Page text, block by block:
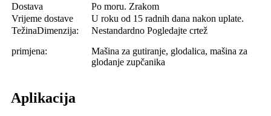
Dostava
Po moru. Zrakom
Vrijeme dostave
U roku od 15 radnih dana nakon uplate.
TežinaDimenzija:
primjena:
Nestandardno Pogledajte crtež
Mašina za gutiranje, glodalica, mašina za
glodanje zupčanika
Aplikacija